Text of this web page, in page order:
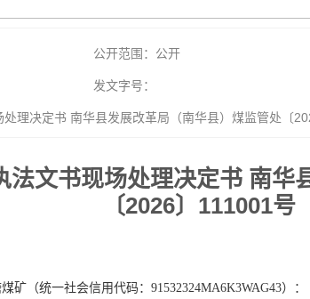
公开范围：公开
发文字号：
决定书 南华县发展改革局（南华县）煤监管处〔
法文书现场处理决定书 南华
〔2026〕111001号
（统一社会信用代码：91532324MA6K3WAG43）：